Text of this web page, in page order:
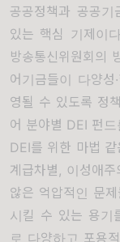
공공정책과 공공기
있는 핵심 기제이다
방송통신위원회의
어기금들이 다양성·
영될 수 있도록 정
어 분야별 DEI 펀
DEI를 위한 마법
계급차별 , 이성애주
않은 억압적인 문
시킬 수 있는 용기
로 다양하고 포용